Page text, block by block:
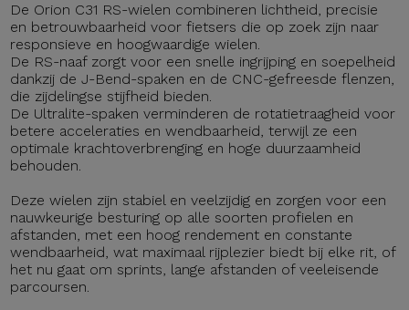
De Orion C31 RS-wielen combineren lichtheid, precisie
en betrouwbaarheid voor fietsers die op zoek zijn naar
responsieve en hoogwaardige wielen.
De RS-naaf zorgt voor een snelle ingrijping en soepelheid
dankzij de J-Bend-spaken en de CNC-gefreesde flenzen,
die zijdelingse stijfheid bieden.
De Ultralite-spaken verminderen de rotatietraagheid voor
betere acceleraties en wendbaarheid, terwijl ze een
optimale krachtoverbrenging en hoge duurzaamheid
behouden.
Deze wielen zijn stabiel en veelzijdig en zorgen voor een
nauwkeurige besturing op alle soorten profielen en
afstanden, met een hoog rendement en constante
wendbaarheid, wat maximaal rijplezier biedt bij elke rit, of
het nu gaat om sprints, lange afstanden of veeleisende
parcoursen.